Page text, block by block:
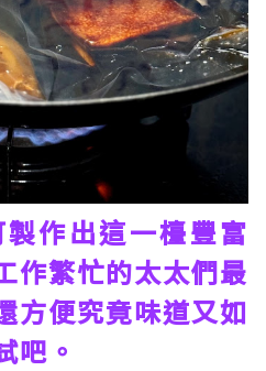
作出這一檯豐富
作繁忙的太太們最
方便究竟味道又如
吧。